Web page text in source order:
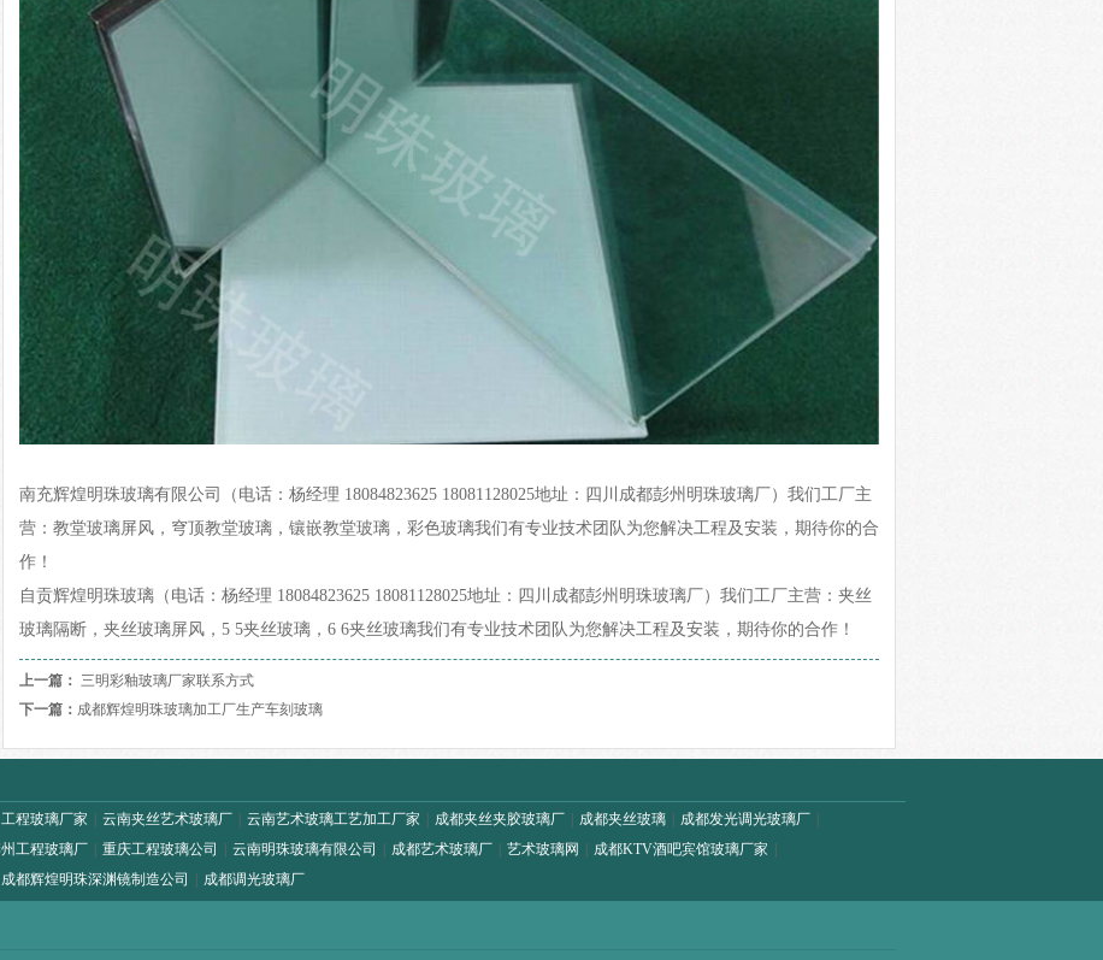
南充辉煌明珠玻璃有限公司（电话：杨经理 18084823625 18081128025地址：四川成都彭州明珠玻璃厂）我们工厂主
营：教堂玻璃屏风，穹顶教堂玻璃，镶嵌教堂玻璃，彩色玻璃我们有专业技术团队为您解决工程及安装，期待你的合
作！
自贡辉煌明珠玻璃（电话：杨经理 18084823625 18081128025地址：四川成都彭州明珠玻璃厂）我们工厂主营：夹丝
玻璃隔断，夹丝玻璃屏风，5 5夹丝玻璃，6 6夹丝玻璃我们有专业技术团队为您解决工程及安装，期待你的合作！
上一篇： 三明彩釉玻璃厂家联系方式
下一篇： 成都辉煌明珠玻璃加工厂生产车刻玻璃
工程玻璃厂家 云南夹丝艺术玻璃厂 云南艺术玻璃工艺加工厂家 成都夹丝夹胶玻璃厂 成都夹丝玻璃 成都发光调光玻璃厂
工程玻璃厂 重庆工程玻璃公司 云南明珠玻璃有限公司 成都艺术玻璃厂 艺术玻璃网 成都KTV酒吧宾馆玻璃厂家
成都辉煌明珠深渊镜制造公司 成都调光玻璃厂